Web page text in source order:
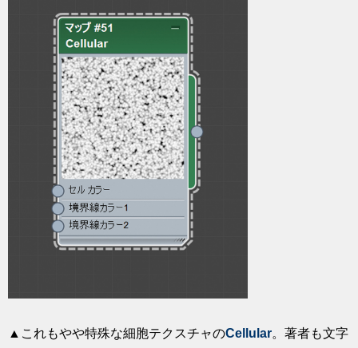
▲これもやや特殊な細胞テクスチャのCellular。著者も文字